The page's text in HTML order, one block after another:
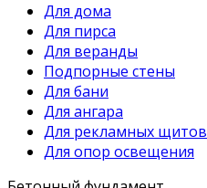
Для дома
Для пирса
Для веранды
Подпорные стены
Для бани
Для ангара
Для рекламных щитов
Для опор освещения